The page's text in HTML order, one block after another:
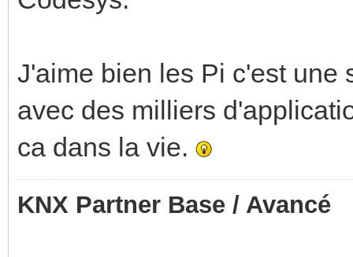
J'aime bien les Pi c'est une
avec des milliers
ca dans la vie.
KNX Partner Base / Avancé